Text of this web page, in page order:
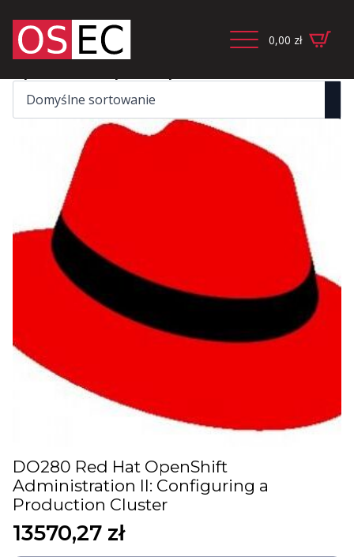
0,00 zł
DO280 Red Hat OpenShift
Administration II: Configuring a
Production Cluster
13570,27 zł